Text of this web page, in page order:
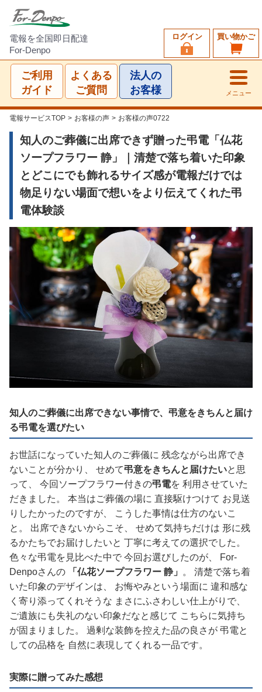
電報を全国即日配達
For-Denpo
買い物かご
ログイン
ご利用
ガイド
よくある
ご質問
法人の
お客様
メニュー
電報サービスTOP > お客様の声 > お客様の声0722
知人のご葬儀に出席できず贈った弔電「仏花
ソープフラワー 静」｜清楚で落ち着いた印象
とどこにでも飾れるサイズ感が電報だけでは
物足りない場面で想いをより伝えてくれた弔
電体験談
知人のご葬儀に出席できない事情で、弔意をきちんと届け
る弔電を選びたい
お世話になっていた知人のご葬儀に 残念ながら出席でき
ないことが分かり、 せめて弔意をきちんと届けたいと思
って、 今回ソープフラワー付きの弔電を 利用させていた
だきました。 本当はご葬儀の場に 直接駆けつけて お見送
りしたかったのですが、 こうした事情は仕方のないこ
と。 出席できないからこそ、 せめて気持ちだけは 形に残
るかたちでお届けしたいと 丁寧に考えての選択でした。
色々な弔電を見比べた中で 今回お選びしたのが、 For-
Denpoさんの
「仏花ソープフラワー 静」
。 清楚で落ち着
いた印象のデザインは、 お悔やみという場面に 違和感な
く寄り添ってくれそうな まさにふさわしい仕上がりで、
ご遺族にも失礼のない印象だなと感じて こちらに気持ち
が固まりました。 過剰な装飾を控えた品の良さが 弔電と
しての品格を 自然に表現してくれる一品です。
実際に贈ってみた感想